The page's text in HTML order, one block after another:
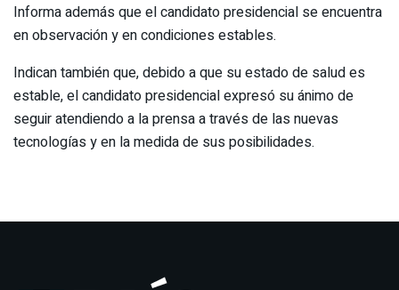
Informa además que el candidato presidencial se encuentra
en observación y en condiciones estables.
Indican también que, debido a que su estado de salud es
estable, el candidato presidencial expresó su ánimo de
seguir atendiendo a la prensa a través de las nuevas
tecnologías y en la medida de sus posibilidades.